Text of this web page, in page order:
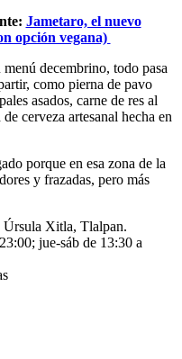
Jametaro, el nuevo
opción vegana)
decembrino, todo pasa
como pierna de pavo
asados, carne de res al
cerveza artesanal hecha en
porque en esa zona de la
y frazadas, pero más
Úrsula Xitla, Tlalpan.
jue-sáb de 13:30 a